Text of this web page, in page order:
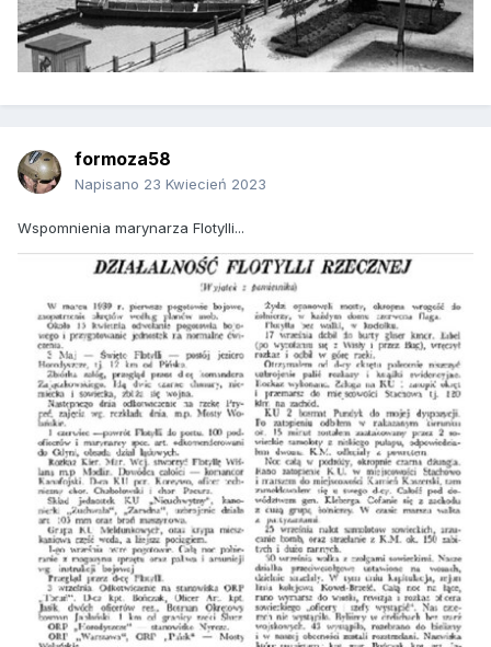
formoza58
Napisano 23 Kwiecień 2023
Wspomnienia marynarza Flotylli...